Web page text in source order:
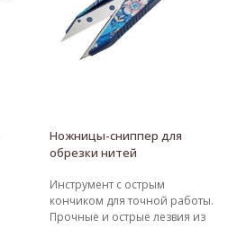
Ножницы-сниппер для
обрезки нитей
Инструмент с острым
кончиком для точной работы.
Прочные и острые лезвия из